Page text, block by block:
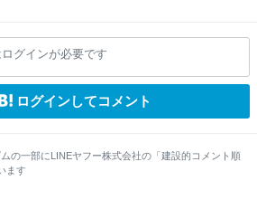
グインが必要です
ログインしてコメント
の一部にLINEヤフー株式会社の「建設的コメント順
ます